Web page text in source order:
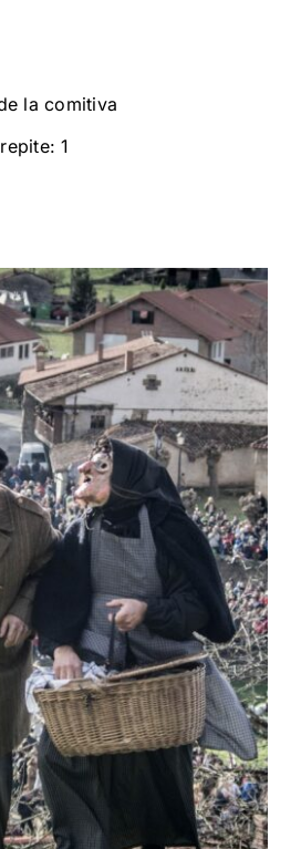
la comitiva
1